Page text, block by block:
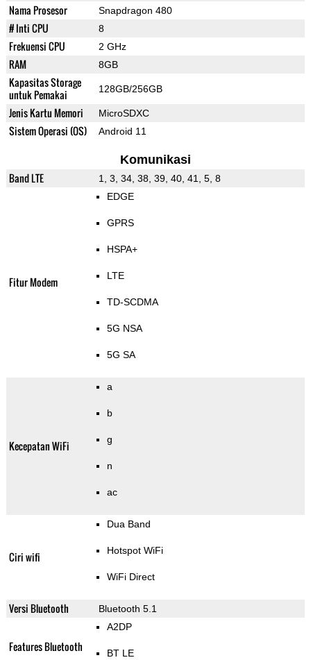
Nama Prosesor Snapdragon 480
# Inti CPU 8
Frekuensi CPU 2 GHz
RAM 8GB
Kapasitas Storage
untuk Pemakai
128GB/256GB
Jenis Kartu Memori MicroSDXC
Sistem Operasi (OS) Android 11
Komunikasi
Band LTE 1, 3, 34, 38, 39, 40, 41, 5, 8
Fitur Modem
EDGE
GPRS
HSPA+
LTE
TD-SCDMA
5G NSA
5G SA
Kecepatan WiFi
a
b
g
n
ac
Ciri wifi
Dua Band
Hotspot WiFi
WiFi Direct
Versi Bluetooth Bluetooth 5.1
Features Bluetooth
A2DP
BT LE